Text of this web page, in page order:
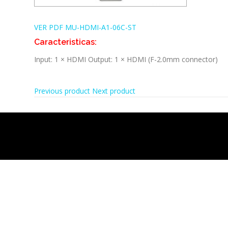
VER PDF MU-HDMI-A1-06C-ST
Caracteristicas:
Input: 1 × HDMI Output: 1 × HDMI (F-2.0mm connector)
Previous product Next product